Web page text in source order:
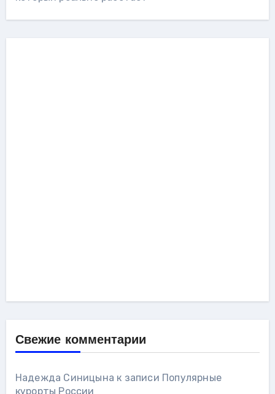
Свежие комментарии
Надежда Синицына к записи Популярные
курорты России